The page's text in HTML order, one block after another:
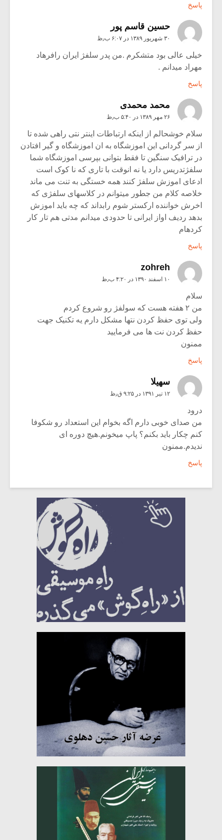
پاسخ
حسین قاسم پور
۳۰ شهریور ۱۳۸۹ در ۶:۰۷ ب٫ظ
خیلی عالی بود متشکرم .من پدر سلفژ ایران رافرهاد
مهراد میدانم .
پاسخ
محمد محمدی
۲۶ مهر ۱۳۸۹ در ۵:۴۰ ب٫ظ
سلام خوشحالم از اینکه ارتباطات اینتر نتی راهی شده تا
از سر گردانی این اموزشگاه به ان اموزشگاه و گیر افتادن
در ترافیک سنگین تا فقط بتوانی بپرسی اموزشگاه شما
سلفژتدریس دارد یا نه انوقت با تاری که نا کوک است
ادعای اموزش سلفژ کنند همه خستگی به تنت می ماند
خلاصه کلام من جطور میتوانم در کلاسهای سلفژی که
اخرش خواننده ارکستر شوم رابداند که چه باید اموزش
بدهد ردیف اواز ایرانی تا حدودی میدانم مدتی هم تار کار
کردهام
پاسخ
zohreh
۱۰ اسفند ۱۳۹۰ در ۴:۲۰ ب٫ظ
سلام
من ۲ هفته هست که سولفژ رو شروع کردم
ولی توی حفظ کردن نتها مشکل دارم یه تکنیک جهت
حفظ کردن نت ها می فرمایید
ممنون
پاسخ
سهیلا
۱۲ تیر ۱۳۹۱ در ۹:۲۵ ق٫ظ
درود
من صدای خوبی دارم اگه بخوام این استعداد رو شکوفا
کنم چکار باید بکنم؟ پاپ میخونم.هیچ دوره ای
ندیدم.ممنون
پاسخ